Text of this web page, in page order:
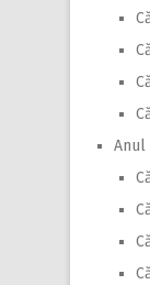
Anul